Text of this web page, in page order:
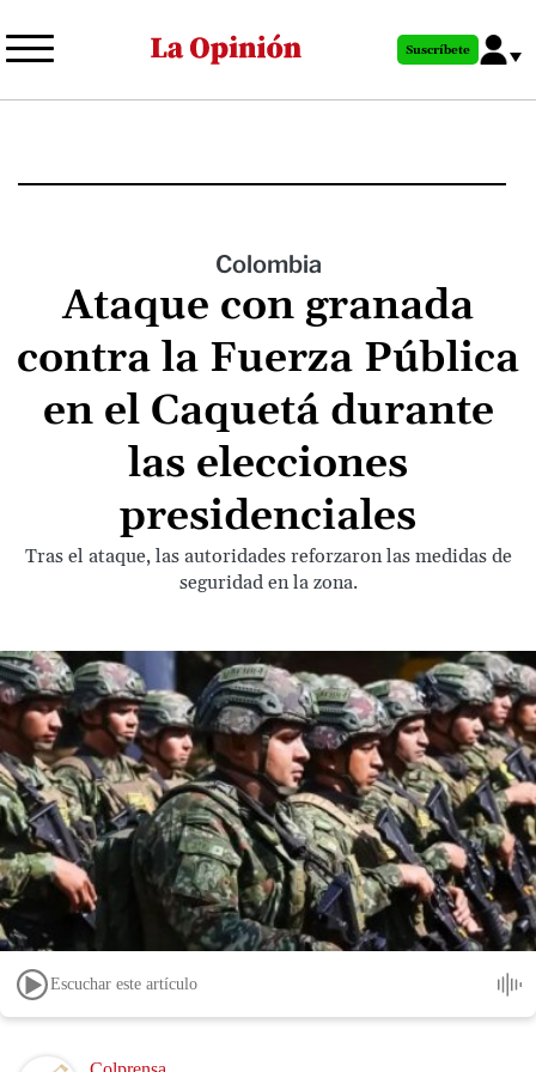
al
principal
Suscríbete
Colombia
Ataque con granada
contra la Fuerza Pública
en el Caquetá durante
las elecciones
presidenciales
Tras el ataque, las autoridades reforzaron las medidas de
seguridad en la zona.
Escuchar este artículo